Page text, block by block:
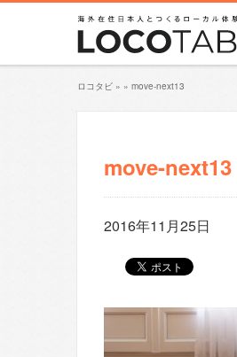
ロコタビ » » move-next13
move-next13
2016年11月25日